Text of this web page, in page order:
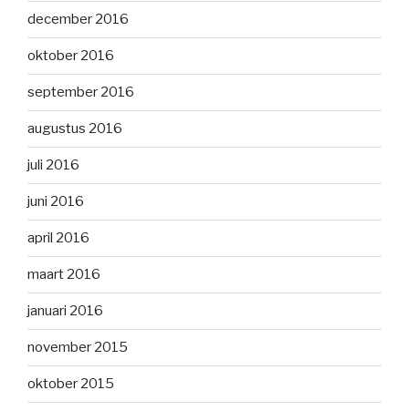
december 2016
oktober 2016
september 2016
augustus 2016
juli 2016
juni 2016
april 2016
maart 2016
januari 2016
november 2015
oktober 2015